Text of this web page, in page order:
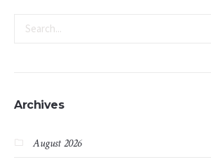
Archives
August 2026